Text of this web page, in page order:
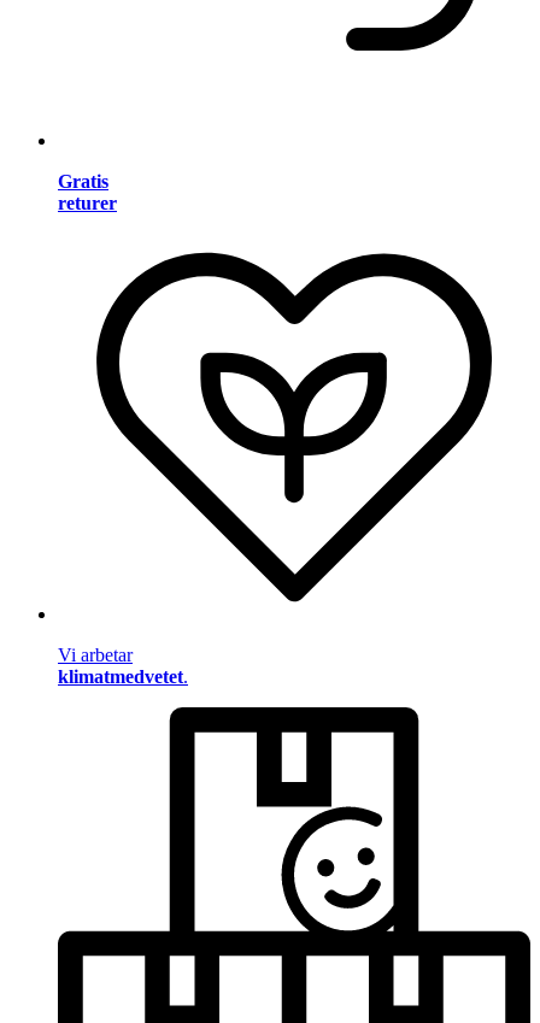
Gratis
returer
Vi arbetar
klimatmedvetet.